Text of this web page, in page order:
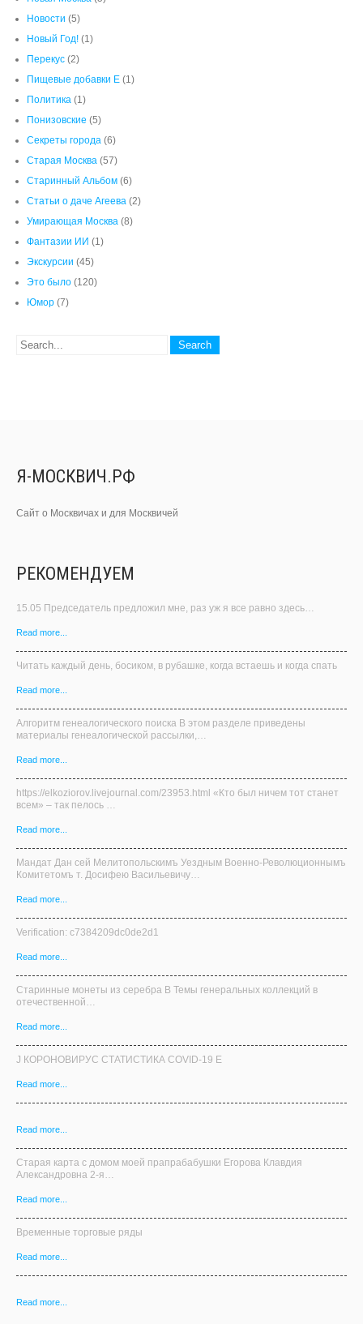
Новости (5)
Новый Год! (1)
Перекус (2)
Пищевые добавки Е (1)
Политика (1)
Понизовские (5)
Секреты города (6)
Старая Москва (57)
Старинный Альбом (6)
Статьи о даче Агеева (2)
Умирающая Москва (8)
Фантазии ИИ (1)
Экскурсии (45)
Это было (120)
Юмор (7)
Я-МОСКВИЧ.РФ
Сайт о Москвичах и для Москвичей
РЕКОМЕНДУЕМ
15.05 Председатель предложил мне, раз уж я все равно здесь…
Read more...
Читать каждый день, босиком, в рубашке, когда встаешь и когда спать
Read more...
Алгоритм генеалогического поиска В этом разделе приведены
материалы генеалогической рассылки,…
Read more...
https://elkoziorov.livejournal.com/23953.html «Кто был ничем тот станет
всем» – так пелось …
Read more...
Мандат Дан сей Мелитопольскимъ Уездным Военно-Революционнымъ
Комитетомъ т. Досифею Васильевичу…
Read more...
Verification: c7384209dc0de2d1
Read more...
Старинные монеты из серебра В Темы генеральных коллекций в
отечественной…
Read more...
J КОРОНОВИРУС СТАТИСТИКА COVID-19 E
Read more...
Read more...
Старая карта с домом моей прапрабабушки Егорова Клавдия
Александровна 2-я…
Read more...
Временные торговые ряды
Read more...
Read more...